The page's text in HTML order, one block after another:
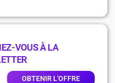
VOUS À LA
OBTENIR L'OFFRE